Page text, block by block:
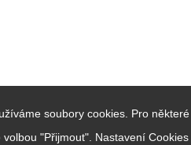
soubory cookies. Pro
"Přijmout". Nastavení